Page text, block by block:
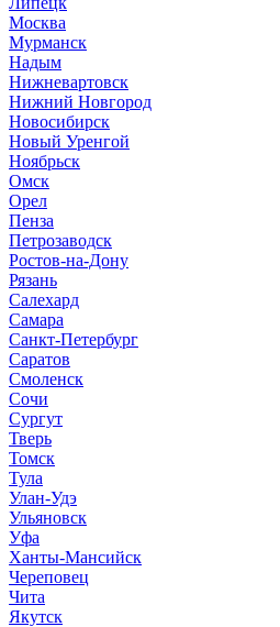
Москва
Мурманск
Надым
Нижневартовск
Нижний Новгород
Новосибирск
Новый Уренгой
Ноябрьск
Омск
Орел
Пенза
Петрозаводск
Ростов-на-Дону
Рязань
Салехард
Самара
Санкт-Петербург
Саратов
Смоленск
Сочи
Сургут
Тверь
Томск
Тула
Улан-Удэ
Ульяновск
Уфа
Ханты-Мансийск
Череповец
Чита
Якутск